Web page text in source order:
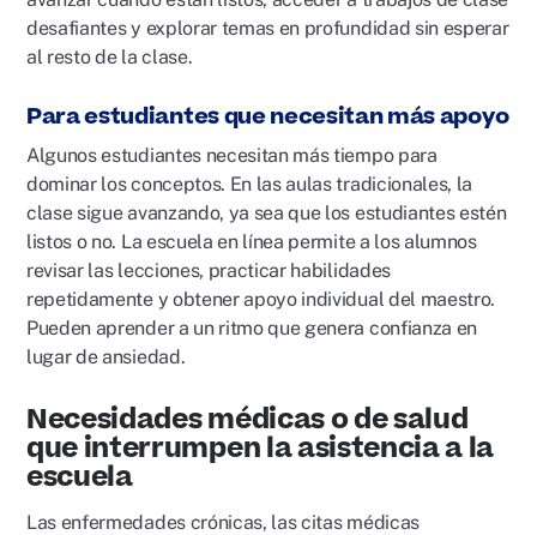
desafiantes y explorar temas en profundidad sin esperar
al resto de la clase.
Para estudiantes que necesitan más apoyo
Algunos estudiantes necesitan más tiempo para
dominar los conceptos. En las aulas tradicionales, la
clase sigue avanzando, ya sea que los estudiantes estén
listos o no. La escuela en línea permite a los alumnos
revisar las lecciones, practicar habilidades
repetidamente y obtener apoyo individual del maestro.
Pueden aprender a un ritmo que genera confianza en
lugar de ansiedad.
Necesidades médicas o de salud
que interrumpen la asistencia a la
escuela
Las enfermedades crónicas, las citas médicas